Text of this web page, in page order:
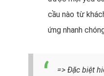
cầu nào từ
ứng nhanh
=> Đặc biệt